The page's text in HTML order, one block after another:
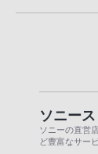
ソニー
ソニーの直営
ど豊富なサー